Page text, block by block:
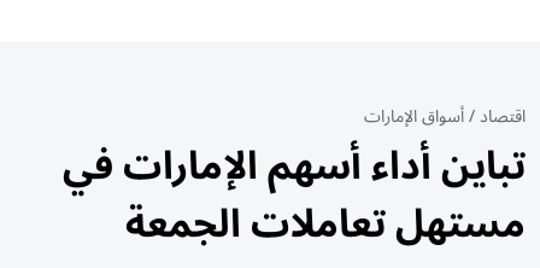
اقتصاد/أسواق الإمارات
تباين أداء أسهم الإمارات في
مستهل تعاملات الجمعة